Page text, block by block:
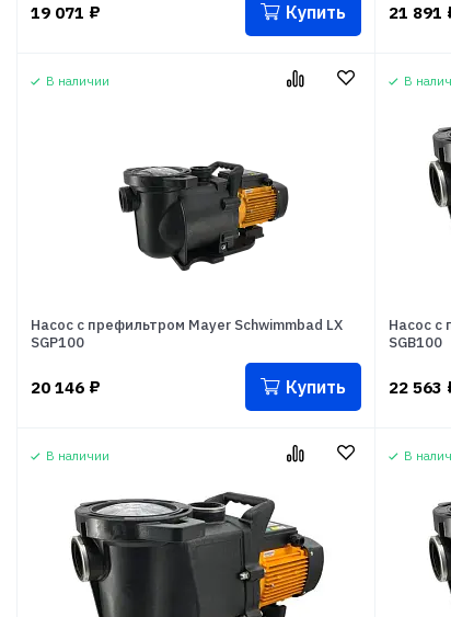
19 071 ₽ Купить 21 891
В наличии
Насос с префильтром Mayer Schwimmbad LX
SGP100
20 146 ₽ Купить
В
Насос с
SGB100
22 563
В наличии В